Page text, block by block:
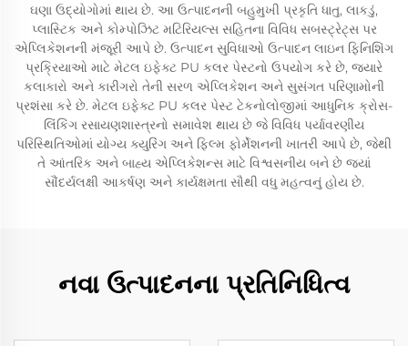
ઘણા ઉદ્યોગોમાં થાય છે. આ ઉત્પાદનની બહુમુખી પ્રકૃતિ ધાતુ, લાકડું,
પ્લાસ્ટિક અને કોમ્પોઝિટ મટિરિયલ્સ સહિતના વિવિધ સબસ્ટ્રેટ્સ પર
એપ્લિકેશનની મંજૂરી આપે છે. ઉત્પાદન સુવિધાઓ ઉત્પાદન લાઇન ફિનિશિંગ
પ્રક્રિયાઓ માટે મેટલ ઇફેક્ટ PU કલર પેસ્ટનો ઉપયોગ કરે છે, જ્યારે
કલાકારો અને કારીગરો તેની સરળ એપ્લિકેશન અને સુસંગત પરિણામોની
પ્રશંસા કરે છે. મેટલ ઇફેક્ટ PU કલર પેસ્ટ ટેકનોલોજીમાં આધુનિક ક્રોસ-
લિંકિંગ રસાયણશાસ્ત્રનો સમાવેશ થાય છે જે વિવિધ પર્યાવરણીય
પરિસ્થિતિઓમાં યોગ્ય ક્યુરિંગ અને ફિલ્મ ફોર્મેશનની ખાતરી આપે છે, જેથી
તે આંતરિક અને બાહ્ય એપ્લિકેશન્સ માટે વિશ્વસનીય બને છે જ્યાં
સૌંદર્યલક્ષી આકર્ષણ અને કાર્યક્ષમતા સૌથી વધુ મહત્વનું હોય છે.
નવા ઉત્પાદનના પ્રતિનિધિત્વ